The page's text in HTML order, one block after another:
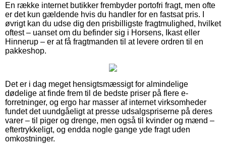
En række internet butikker frembyder portofri fragt, men ofte
er det kun gældende hvis du handler for en fastsat pris. I
øvrigt kan du udse dig den prisbilligste fragtmulighed, hvilket
oftest – uanset om du befinder sig i Horsens, Ikast eller
Hinnerup – er at få fragtmanden til at levere ordren til en
pakkeshop.
Det er i dag meget hensigtsmæssigt for almindelige
dødelige at finde frem til de bedste priser på flere e-
forretninger, og ergo har masser af internet virksomheder
fundet det uundgåeligt at presse udsalgspriserne på deres
varer – til piger og drenge, men også til kvinder og mænd –
eftertrykkeligt, og endda nogle gange yde fragt uden
omkostninger.